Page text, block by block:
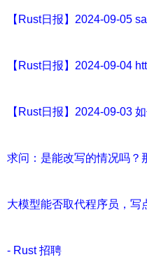
【Rust日报】2024-09-05
【Rust日报】2024-09-04
【Rust日报】2024-09-03
求问：是能改写的情况吗？
大模型能否取代程序员，写
- Rust 招聘